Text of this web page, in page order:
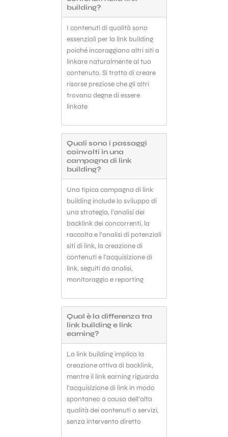
Cerco in ogni modo di
coinvolgere l’utente
👨‍👩‍👧‍👦
La vera ragione per cui il
posizionamento dei link è
effettivamente rilevante è che
influisce sul coinvolgimento
dell’utente, un fattore davvero
importantissimo per il ranking.
fattore difficile da manipolare e
tutto mi fa pensare che stia
guadagnando sempre più peso e
importanza nel tempo.
Pubblico solo su pagine
con ottime metriche
building?
I contenuti di qualità sono
essenziali per la link building
poiché incoraggiano altri siti a
linkare naturalmente al tuo
contenuto. Si tratta di creare
risorse preziose che gli altri
trovano degne di essere
linkate
Quali sono i passaggi
coinvolti in una
campagna di link
building?
Una tipica campagna di link
building include lo sviluppo di
una strategia, l’analisi dei
backlink dei concorrenti, la
raccolta e l’analisi di potenziali
siti di link, la creazione di
contenuti e l’acquisizione di
link, seguiti da analisi,
monitoraggio e reporting
Qual è la differenza tra
link building e link
earning?
La link building implica la
creazione attiva di backlink,
mentre il link earning riguarda
l’acquisizione di link in modo
spontaneo a causa dell’alta
qualità dei contenuti o servizi,
senza intervento diretto